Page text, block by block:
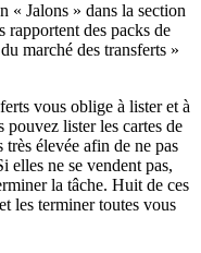
« Jalons » dans la section
rapportent des packs de
marché des transferts »
vous oblige à lister et à
pouvez lister les cartes de
élevée afin de ne pas
elles ne se vendent pas,
la tâche. Huit de ces
les terminer toutes vous